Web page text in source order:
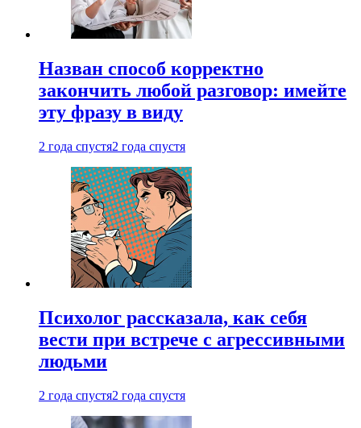
Назван способ корректно
закончить любой разговор: имейте
эту фразу в виду
2 года спустя2 года спустя
Психолог рассказала, как себя
вести при встрече с агрессивными
людьми
2 года спустя2 года спустя